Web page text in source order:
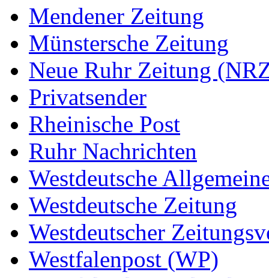
Mendener Zeitung
Münstersche Zeitung
Neue Ruhr Zeitung
Privatsender
Rheinische Post
Ruhr Nachrichten
Westdeutsche
Westdeutsche Zeitung
Westdeutscher
Westfalenpost (WP)